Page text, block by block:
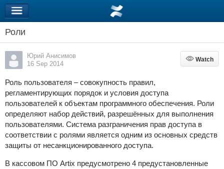
Роли
Юрий Анисимов
16 Sep 2014
Watch
Watch
Роль пользователя – совокупность правил,
регламентирующих порядок и условия доступа
пользователей к объектам программного обеспечения. Роли
определяют набор действий, разрешённых для выполнения
пользователями. Система разграничения прав доступа в
соответствии с ролями является одним из основных средств
защиты от несанкционированного доступа.
В кассовом ПО Artix предусмотрено 4 предустановленные